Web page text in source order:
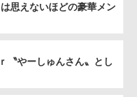
思えないほどの豪華メン
〝やーしゅんさん〟とし